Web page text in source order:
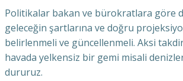
Politikalar bakan ve bürokratlara göre
geleceğin şartlarına ve doğru
belirlenmeli ve güncellenmeli. Aksi
havada yelkensiz bir gemi misali
dururuz.